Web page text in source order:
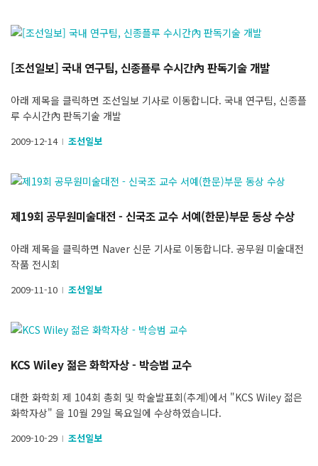
[조선일보] 국내 연구팀, 신종플루 수시간內 판독기술 개발
아래 제목을 클릭하면 조선일보 기사로 이동합니다. 국내 연구팀, 신종플
루 수시간內 판독기술 개발
2009-12-14 l 조선일보
제19회 공무원미술대전 - 신국조 교수 서예(한문)부문 동상 수상
아래 제목을 클릭하면 Naver 신문 기사로 이동합니다. 공무원 미술대전
작품 전시회
2009-11-10 l 조선일보
KCS Wiley 젊은 화학자상 - 박승범 교수
대한 화학회 제 104회 총회 및 학술발표회(추계)에서 "KCS Wiley 젊은
화학자상" 을 10월 29일 목요일에 수상하였습니다.
2009-10-29 l 조선일보